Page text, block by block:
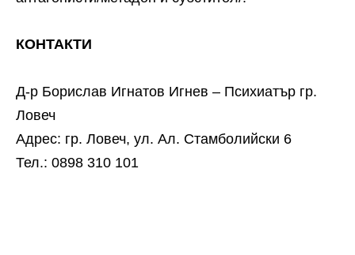
КОНТАКТИ
Д-р Борислав Игнатов Игнев – Психиатър гр.
Ловеч
Адрес: гр. Ловеч, ул. Ал. Стамболийски 6
Тел.: 0898 310 101